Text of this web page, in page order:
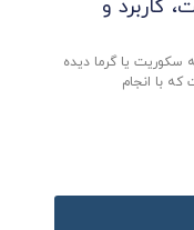
و
یا گرما دیده